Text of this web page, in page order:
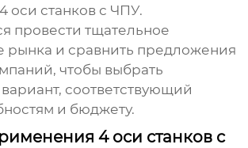
4 оси станков с ЧПУ.
провести тщательное
рынка и сравнить предложения
чтобы выбрать
соответствующий
и бюджету.
4 оси станков с